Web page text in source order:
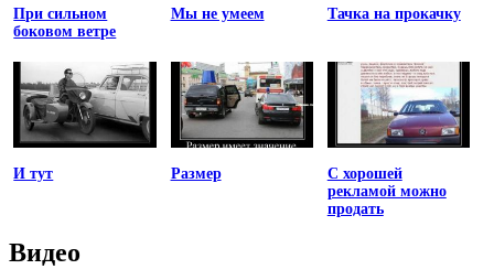
При сильном
боковом ветре
Мы не умеем Тачка на прокачку
И тут Размер
С хорошей
рекламой можно
продать
Видео